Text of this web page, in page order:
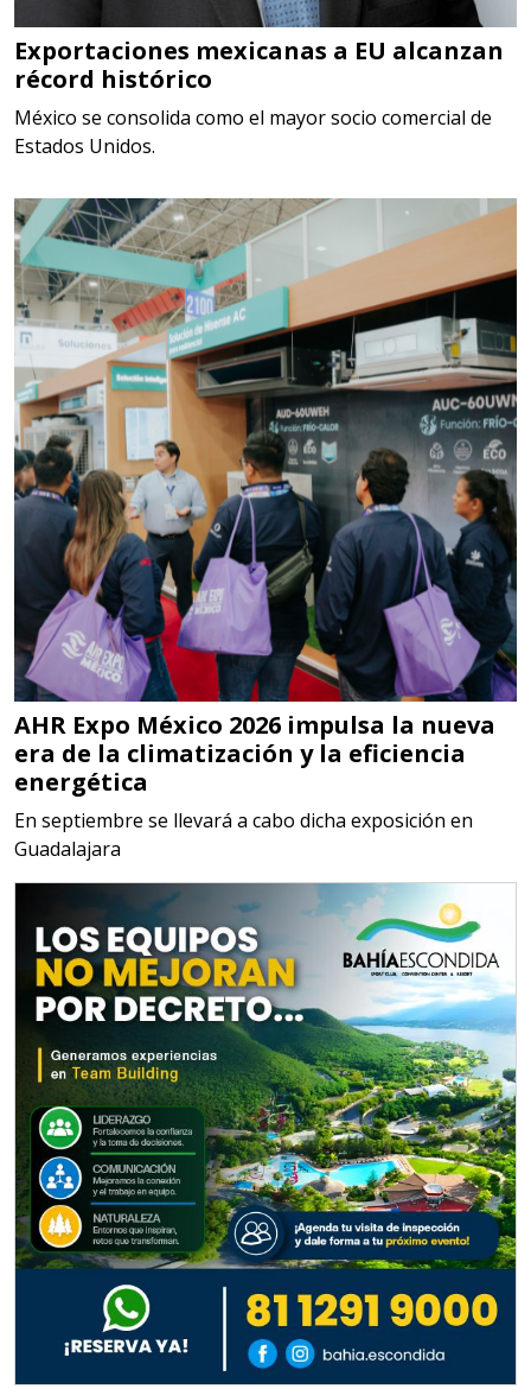
Somos Proveedores de GESTION
DE RESIDUOS Y DESTRUCCION
FISCAL
Aplicar al Requerimiento
Empresa en Jalisco
Requiere:
MATERIALES PARA SELLOS DE
SISTEMAS DE ESCAPE
Especificaciones:
Requisitos: Garantizar composición
química y origen adecuados
(especialmente para grafito) y
contar con sistemas de calidad y
gestión ambiental.
Aplicar al Requerimiento
Empresa en Jalisco
Requiere:
MATERIALES PARA SELLOS DE
BATERÍAS DE LITIO
Especificaciones:
Para vehículos eléctricos.
Requisitos: Garantizar composición
química y origen adecuados
(especialmente para grafito) y
contar con sistemas de calidad y
gestión ambiental.
Aplicar al Requerimiento
Empresa en Jalisco
Requiere:
ALAMBRE DE INCONEL
Especificaciones:
Requisitos: Garantizar composición
química y origen adecuados
Exportaciones mexicanas a EU alcanzan
récord histórico
México se consolida como el mayor socio comercial de
Estados Unidos.
AHR Expo México 2026 impulsa la nueva
era de la climatización y la eficiencia
energética
En septiembre se llevará a cabo dicha exposición en
Guadalajara